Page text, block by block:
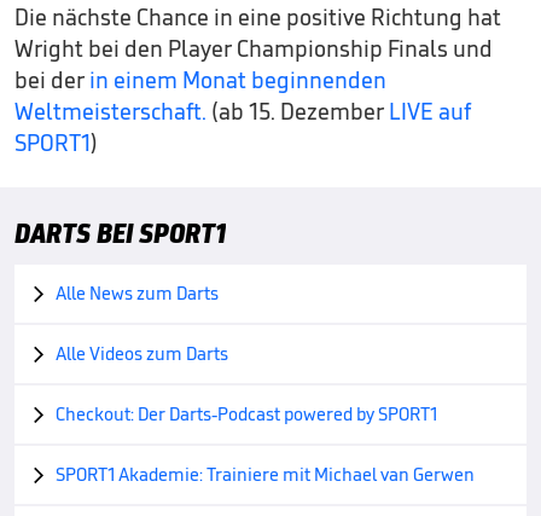
Die nächste Chance in eine positive Richtung hat
Wright bei den Player Championship Finals und
bei der in einem Monat beginnenden
Weltmeisterschaft. (ab 15. Dezember LIVE auf
SPORT1)
DARTS BEI SPORT1
 Alle News zum Darts
 Alle Videos zum Darts
 Checkout: Der Darts-Podcast powered by SPORT1
 SPORT1 Akademie: Trainiere mit Michael van Gerwen